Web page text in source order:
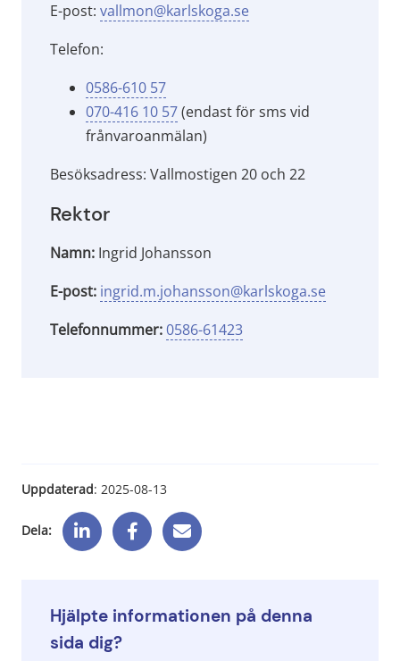
E-post: vallmon@karlskoga.se
Telefon:
0586-610 57
070-416 10 57 (endast för sms vid
frånvaroanmälan)
Besöksadress: Vallmostigen 20 och 22
Rektor
Namn: Ingrid Johansson
E-post: ingrid.m.johansson@karlskoga.se
Telefonnummer:0586-61423
Uppdaterad: 2025-08-13
Dela:
Hjälpte informationen på denna
sida dig?